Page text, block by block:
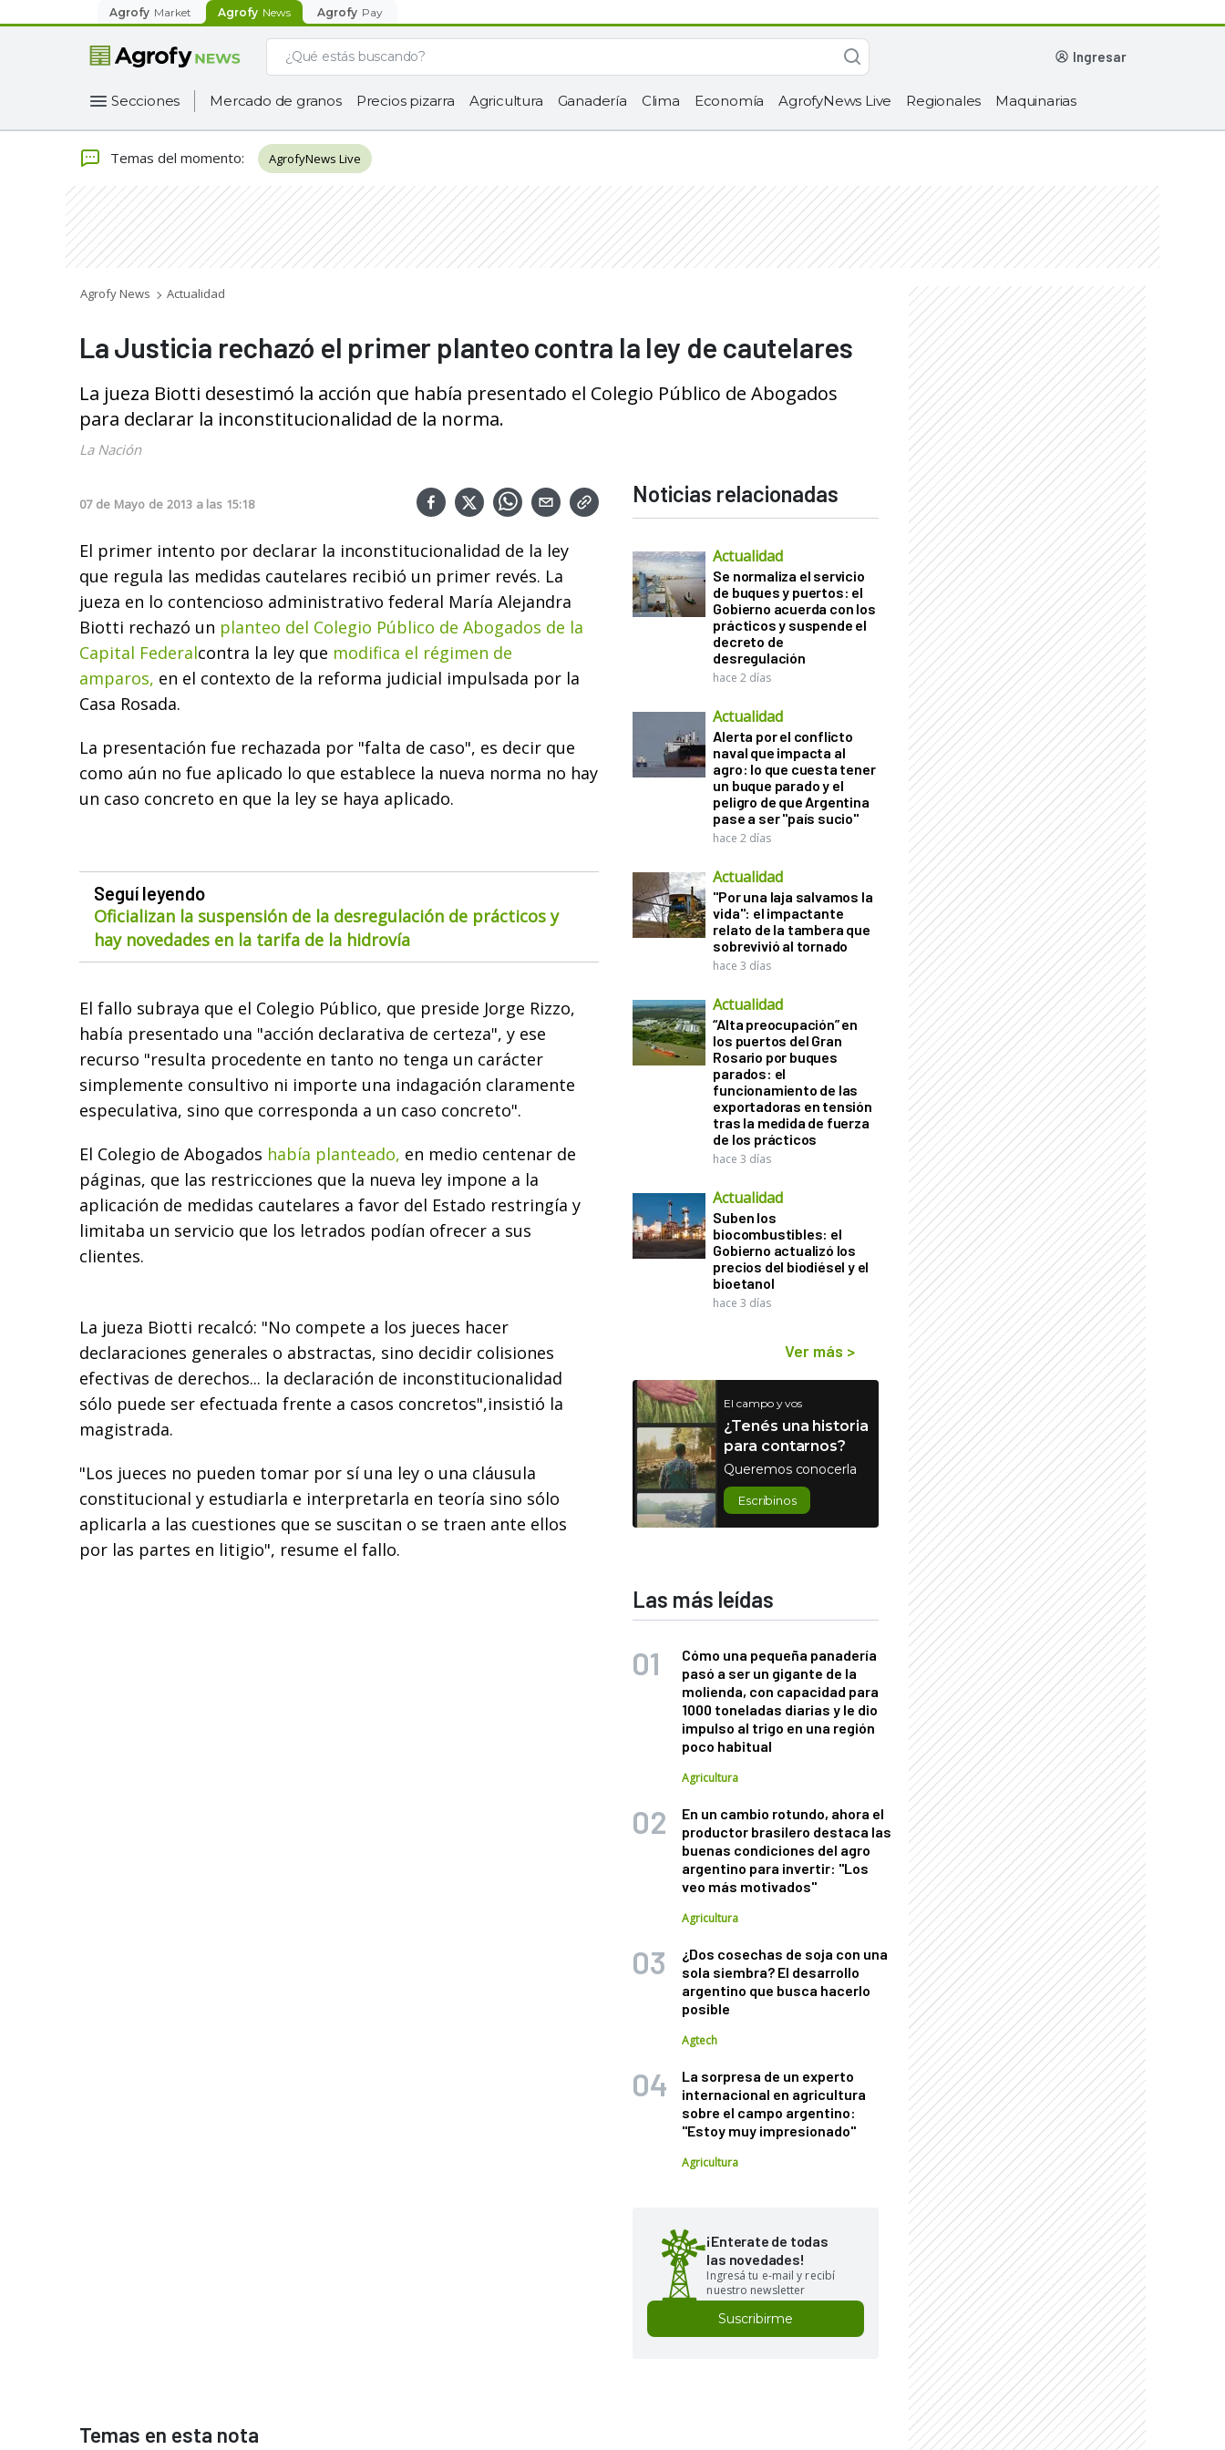
Agrofy Market Agrofy News Agrofy Pay
ingresar
Secciones Mercado de granos Precios pizarra Agricultura Ganadería Clima Economía AgrofyNews Live Regionales Maquinarias
Temas del momento: AgrofyNews Live
Agrofy News Actualidad
La Justicia rechazó el primer planteo contra la ley de cautelares
La jueza Biotti desestimó la acción que había presentado el Colegio Público de Abogados
para declarar la inconstitucionalidad de la norma.
La Nación
07 de Mayo de 2013 a las 15:18
El primer intento por declarar la inconstitucionalidad de la ley
que regula las medidas cautelares recibió un primer revés. La
jueza en lo contencioso administrativo federal María Alejandra
Biotti rechazó un planteo del Colegio Público de Abogados de la
Capital Federalcontra la ley que modifica el régimen de
amparos, en el contexto de la reforma judicial impulsada por la
Casa Rosada.
La presentación fue rechazada por "falta de caso", es decir que
como aún no fue aplicado lo que establece la nueva norma no hay
un caso concreto en que la ley se haya aplicado.
Seguí leyendo
Oficializan la suspensión de la desregulación de prácticos y
hay novedades en la tarifa de la hidrovía
El fallo subraya que el Colegio Público, que preside Jorge Rizzo,
había presentado una "acción declarativa de certeza", y ese
recurso "resulta procedente en tanto no tenga un carácter
simplemente consultivo ni importe una indagación claramente
especulativa, sino que corresponda a un caso concreto".
El Colegio de Abogados había planteado, en medio centenar de
páginas, que las restricciones que la nueva ley impone a la
aplicación de medidas cautelares a favor del Estado restringía y
limitaba un servicio que los letrados podían ofrecer a sus
clientes.
La jueza Biotti recalcó: "No compete a los jueces hacer
declaraciones generales o abstractas, sino decidir colisiones
efectivas de derechos... la declaración de inconstitucionalidad
sólo puede ser efectuada frente a casos concretos",insistió la
magistrada.
"Los jueces no pueden tomar por sí una ley o una cláusula
constitucional y estudiarla e interpretarla en teoría sino sólo
aplicarla a las cuestiones que se suscitan o se traen ante ellos
por las partes en litigio", resume el fallo.
Noticias relacionadas
Actualidad
Se normaliza el servicio
de buques y puertos: el
Gobierno acuerda con los
prácticos y suspende el
decreto de
desregulación
hace 2 días
Actualidad
Alerta por el conflicto
naval que impacta al
agro: lo que cuesta tener
un buque parado y el
peligro de que Argentina
pase a ser "país sucio"
hace 2 días
Actualidad
"Por una laja salvamos la
vida": el impactante
relato de la tambera que
sobrevivió al tornado
hace 3 días
Actualidad
“Alta preocupación” en
los puertos del Gran
Rosario por buques
parados: el
funcionamiento de las
exportadoras en tensión
tras la medida de fuerza
de los prácticos
hace 3 días
Actualidad
Suben los
biocombustibles: el
Gobierno actualizó los
precios del biodiésel y el
bioetanol
hace 3 días
Ver más >
El campo y vos
¿Tenés una historia
para contarnos?
Queremos conocerla
Escribinos
Las más leídas
Cómo una pequeña panadería
pasó a ser un gigante de la
molienda, con capacidad para
1000 toneladas diarias y le dio
impulso al trigo en una región
poco habitual
Agricultura
En un cambio rotundo, ahora el
productor brasilero destaca las
buenas condiciones del agro
argentino para invertir: "Los
veo más motivados"
Agricultura
¿Dos cosechas de soja con una
sola siembra? El desarrollo
argentino que busca hacerlo
posible
Agtech
La sorpresa de un experto
internacional en agricultura
sobre el campo argentino:
"Estoy muy impresionado"
Agricultura
¡Enterate de todas
las novedades!
Ingresá tu e-mail y recibí
nuestro newsletter
Suscribirme
Temas en esta nota